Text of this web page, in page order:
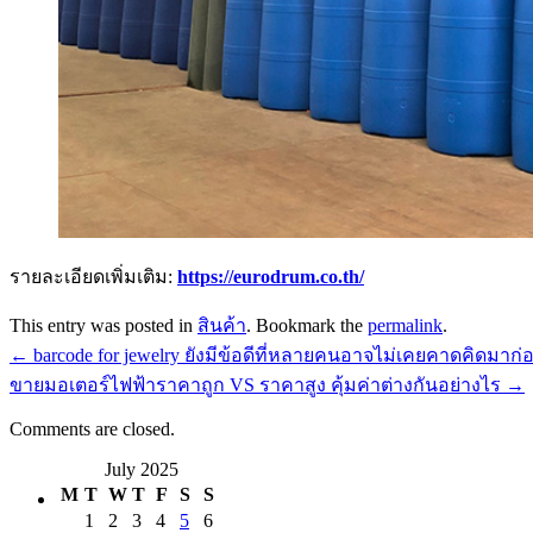
รายละเอียดเพิ่มเติม: https://eurodrum.co.th/
This entry was posted in สินค้า. Bookmark the permalink.
← barcode for jewelry ยังมีข้อดีที่หลายคนอาจไม่เคยคาดคิดมาก่
ขายมอเตอร์ไฟฟ้าราคาถูก VS ราคาสูง คุ้มค่าต่างกันอย่างไร →
Comments are closed.
July 2025
M T W T F S
S
1
2 3 4 5 6